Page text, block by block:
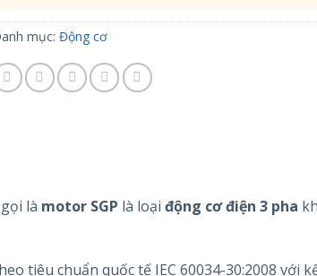
mục: Động cơ
là motor SGP là loại động cơ điện 3 pha
tiêu chuẩn quốc tế IEC 60034-30:2008 với